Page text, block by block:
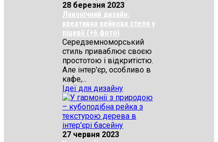
28 березня 2023
Лаконічний дизайн:
креативна рейкова стеля у
піцерії (+6 фото)
Середземноморський
стиль приваблює своєю
простотою і відкритістю.
Але інтер'єр, особливо в
кафе,...
Ідеї для дизайну
27 червня 2023